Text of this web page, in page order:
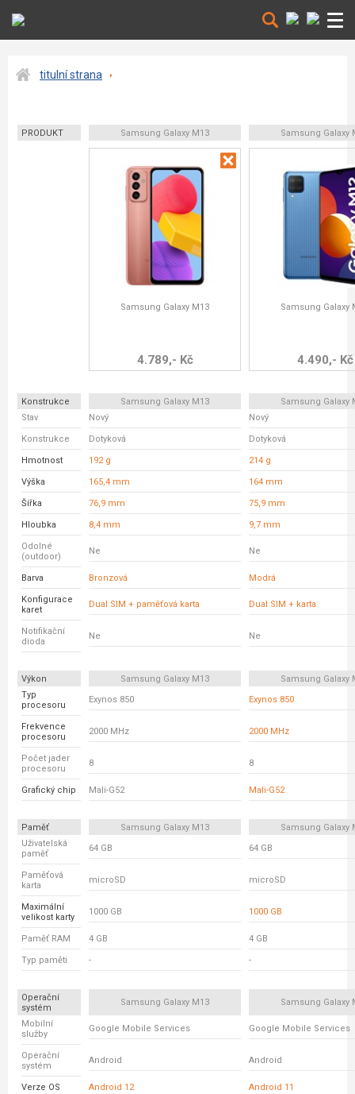
titulní strana
PRODUKT Samsung Galaxy M13 Samsung Galaxy
Samsung Galaxy M13
4.789,- Kč
Samsung Galaxy
4.490,- Kč
Konstrukce Samsung Galaxy M13
Samsung Galaxy
Stav
Nový Nový
Konstrukce Dotyková Dotyková
Hmotnost 192 g 214 g
Výška 165,4 mm 164 mm
Šířka 76,9 mm 75,9 mm
Hloubka 8,4 mm 9,7 mm
Odolné
(outdoor)
Ne Ne
Barva Bronzová Modrá
Konfigurace
karet
Dual SIM + paměťová karta Dual SIM + karta
Notifikační
dioda
Ne Ne
Výkon Samsung Galaxy M13
Samsung Galaxy
Typ
procesoru
Exynos 850 Exynos 850
Frekvence
procesoru
2000 MHz 2000 MHz
Počet jader
procesoru
8 8
Grafický chip Mali-G52 Mali-G52
Paměť Samsung Galaxy M13
Samsung Galaxy
Uživatelská
paměť
64 GB 64 GB
Paměťová
karta
microSD microSD
Maximální
velikost karty
1000 GB 1000 GB
Paměť RAM 4 GB 4 GB
Typ paměti - -
Operační
systém
Samsung Galaxy M13 Samsung Galaxy
Mobilní
služby
Google Mobile Services Google Mobile Services
Operační
systém
Android Android
Verze OS Android 12 Android 11